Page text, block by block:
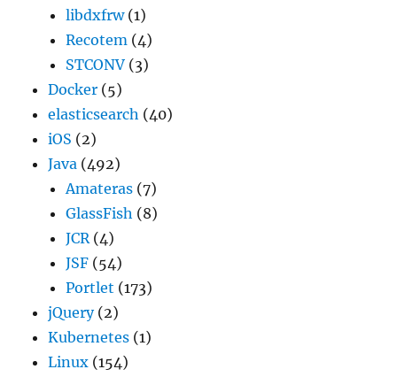
libdxfrw(1)
Recotem (4)
STCONV (3)
Docker (5)
elasticsearch (40)
iOS (2)
Java (492)
Amateras (7)
GlassFish (8)
JCR(4)
JSF (54)
Portlet (173)
jQuery(2)
Kubernetes (1)
Linux (154)